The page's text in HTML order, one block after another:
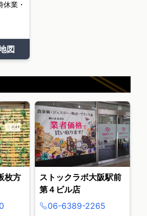
休業・
図
枚方
ストックラボ大阪駅前
第４ビル店
06-6389-2265